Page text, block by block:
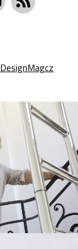
DesignMagcz